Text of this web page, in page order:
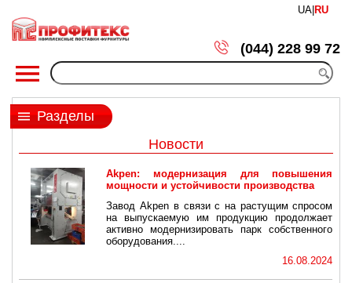
UA RU
(044) 228 99 72
Разделы
Новости
Akpen: модернизация для повышения
мощности и устойчивости производства
Завод Akpen в связи с на растущим спросом
на выпускаемую им продукцию продолжает
активно модернизировать парк собственного
оборудования....
16.08.2024